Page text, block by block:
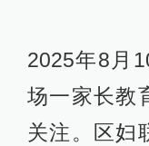
2025年8月
场一家长教
关注。区妇